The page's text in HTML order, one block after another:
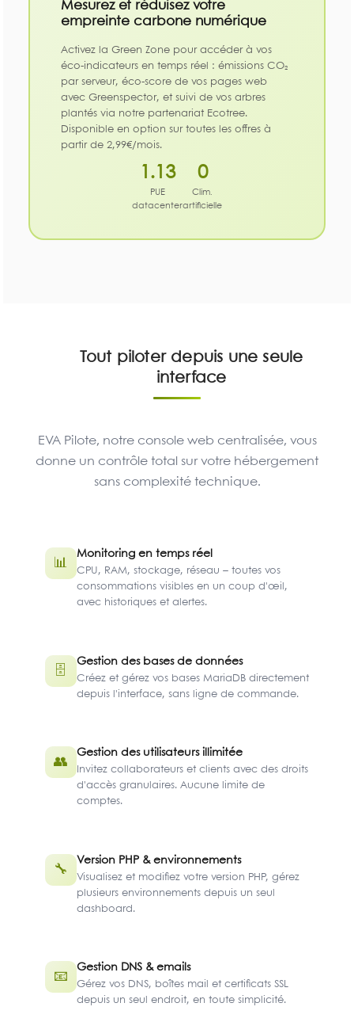
Mesurez et réduisez votre
empreinte carbone numérique
Activez la Green Zone pour accéder à vos
éco-indicateurs en temps réel : émissions CO₂
par serveur, éco-score de vos pages web
avec Greenspector, et suivi de vos arbres
plantés via notre partenariat Ecotree.
Disponible en option sur toutes les offres à
partir de 2,99€/mois.
1.13
PUE
datacenter
0
Clim.
artificielle
Tout piloter depuis une seule
interface
EVA Pilote, notre console web centralisée, vous
donne un contrôle total sur votre hébergement
sans complexité technique.
📊
Monitoring en temps réel
CPU, RAM, stockage, réseau – toutes vos
consommations visibles en un coup d'œil,
avec historiques et alertes.
🗄
Gestion des bases de données
Créez et gérez vos bases MariaDB directement
depuis l'interface, sans ligne de commande.
👥
Gestion des utilisateurs illimitée
Invitez collaborateurs et clients avec des droits
d'accès granulaires. Aucune limite de
comptes.
🔧
Version PHP & environnements
Visualisez et modifiez votre version PHP, gérez
plusieurs environnements depuis un seul
dashboard.
📧
Gestion DNS & emails
Gérez vos DNS, boîtes mail et certificats SSL
depuis un seul endroit, en toute simplicité.